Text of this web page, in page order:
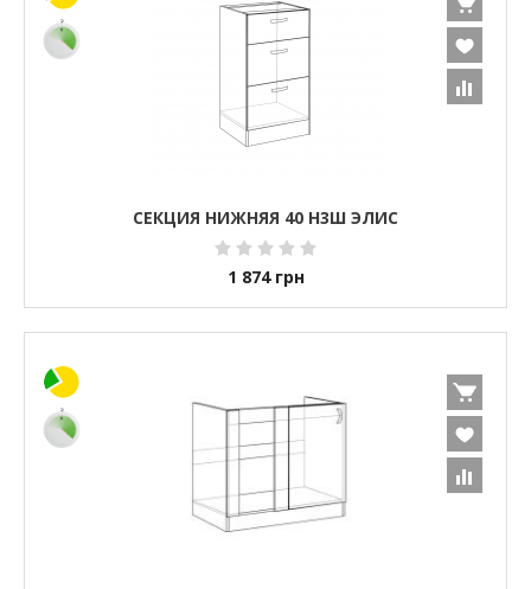
СЕКЦИЯ НИЖНЯЯ 40 Н3Ш ЭЛИС
1 874 грн